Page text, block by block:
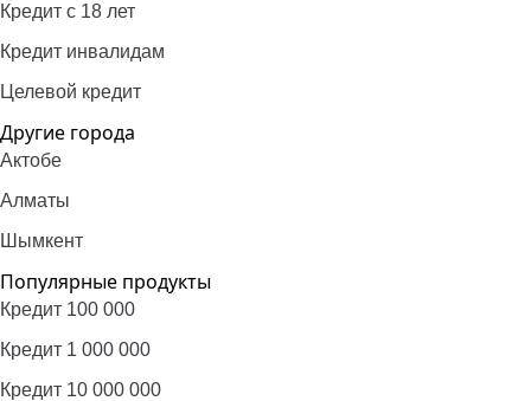
Кредит с 18 лет
Кредит инвалидам
Целевой кредит
Другие города
Актобе
Алматы
Шымкент
Популярные продукты
Кредит 100 000
Кредит 1 000 000
Кредит 10 000 000